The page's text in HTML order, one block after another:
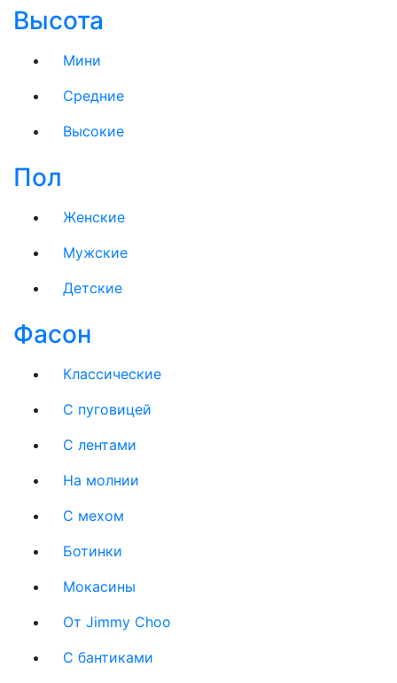
Высота
Мини
Средние
Высокие
Пол
Женские
Мужские
Детские
Фасон
Классические
С пуговицей
С лентами
На молнии
C мехом
Ботинки
Мокасины
От Jimmy Choo
С бантиками